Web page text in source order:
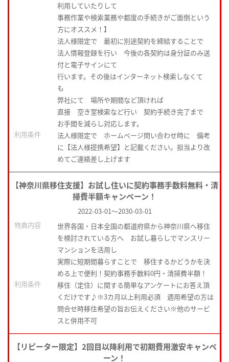
利用していたりして
事務作業や検索業務や都度の手続きがご面倒という
方にオススメ！】
法人様限定で 最初に別途契約を締結することで
法人情報登録を行い 今後の各契約は身分証のみ送
付と電子サインにて
行います。その後はインターネット検索しなくて
も
弊社にて 場所や期間など頂ければ
直接 空き室検索など行い 契約手続き完了まで
お手間を減らし対応します。
利用条件
法人様限定で ホームページ問い合わせ時に 備考
に【法人様提携希望】と記載ください。担当より改
めてご連絡差し上げます
【神奈川県移住支援】お試し住いに契約事務手数料無料・清
掃費半額キャンペーン！
2022-03-01～2030-03-01
特典内容
世界各国・日本全国の都道府県から神奈川県へ移住
を検討されている方へ お試し暮らしでマンスリー
マンションを活用し
実際に短期間暮らすことで 移住するかどうかを決
める上で便利！契約事務手数料0円・清掃費半額！
利用条件
移住（定住）に関する簡単なアンケートにお答え頂
くだけです♪※3カ月以上利用必須 適用希望の方は
問合せ時移住希望の旨お伝えください※他のサービ
スと併用不可
【リピーター限定】2回目以降利用で初期費用激安キャンペ
ーン！